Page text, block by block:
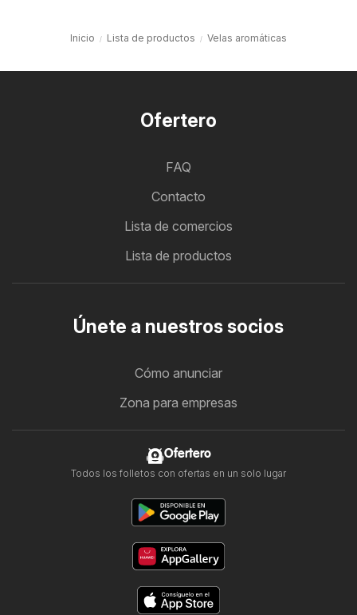
Inicio Lista de productos Velas aromáticas
Ofertero
FAQ
Contacto
Lista de comercios
Lista de productos
Únete a nuestros socios
Cómo anunciar
Zona para empresas
Ofertero
Todos los folletos con ofertas en un solo lugar